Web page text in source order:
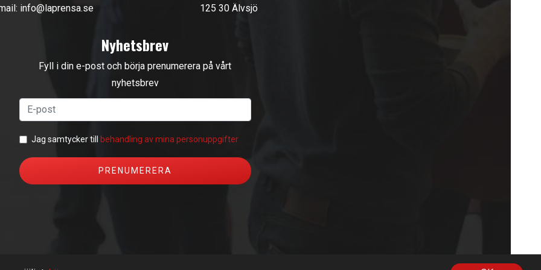
info@laprensa.se 125 30 Älvsjö
Nyhetsbrev
Fyll i din e-post och börja prenumerera på vårt
nyhetsbrev
Jag samtycker till behandling av mina personuppgifter